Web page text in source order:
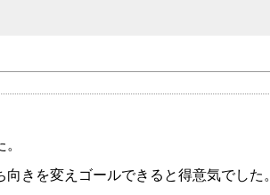
きを変えゴールできると得意気でした。